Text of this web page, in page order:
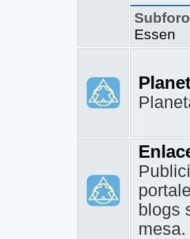
Essen
blogs
mesa.